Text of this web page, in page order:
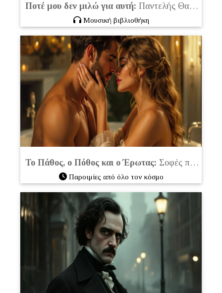
Ποτέ μου δεν μιλώ για αυτή: Παντελής Θαλασσινός
Μουσική βιβλιοθήκη
Το Πάθος, ο Πόθος και ο Έρωτας: Σοφές παροιμίες από όλο τον κόσμο
Παροιμίες από όλο τον κόσμο